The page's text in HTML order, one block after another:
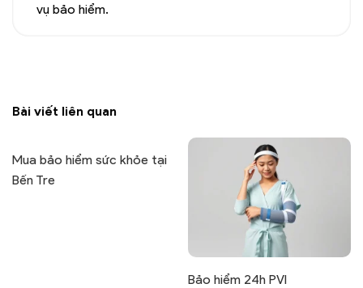
vụ bảo hiểm.
Bài viết liên quan
Mua bảo hiểm sức khỏe tại
Bến Tre
Bảo hiểm 24h PVI